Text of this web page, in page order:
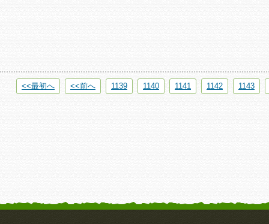
<<最初へ <<前へ 1139 1140 1141 1142 1143